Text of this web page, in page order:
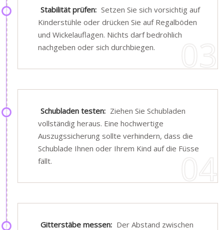
Stabilität prüfen: Setzen Sie sich vorsichtig auf
Kinderstühle oder drücken Sie auf Regalböden
und Wickelauflagen. Nichts darf bedrohlich
nachgeben oder sich durchbiegen.
Schubladen testen: Ziehen Sie Schubladen
vollständig heraus. Eine hochwertige
Auszugssicherung sollte verhindern, dass die
Schublade Ihnen oder Ihrem Kind auf die Füsse
fällt.
Gitterstäbe messen: Der Abstand zwischen